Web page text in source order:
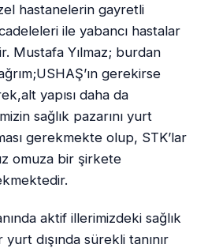
hastanelerin gayretli
ile yabancı hastalar
Mustafa Yılmaz; burdan
gerekirse
yapısı daha da
sağlık pazarını yurt
gerekmekte olup, STK’lar
omuza bir şirkete
aktif illerimizdeki sağlık
dışında sürekli tanınır